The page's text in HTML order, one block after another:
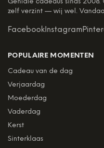
Geniale cadeaus sinds
zelf verzint — wij wel.
Facebook Instagram
POPULAIRE MOMENTEN
Cadeau van de dag
Verjaardag
Moederdag
Vaderdag
Kerst
Sinterklaas